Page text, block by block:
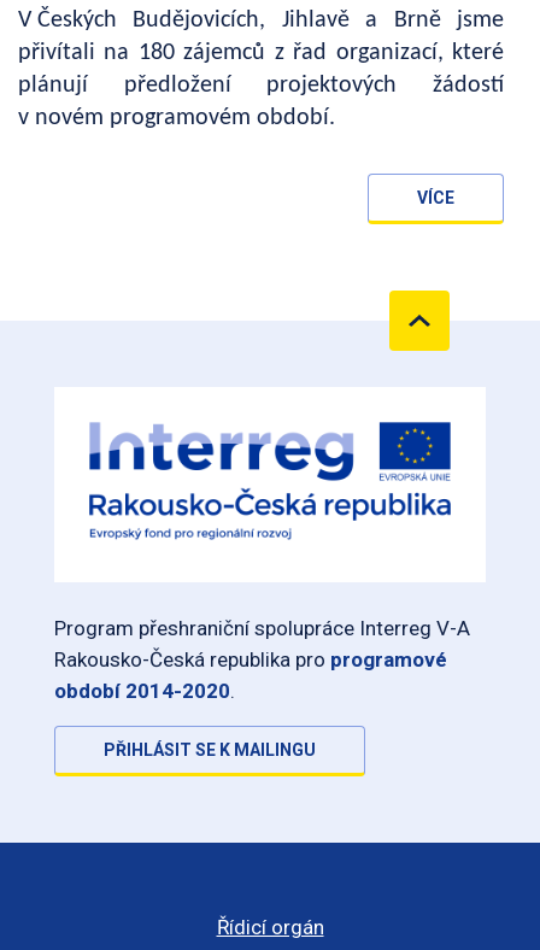
V Českých Budějovicích, Jihlavě a Brně jsme
přivítali na 180 zájemců z řad organizací, které
plánují předložení projektových žádostí
v novém programovém období.
VÍCE
Program přeshraniční spolupráce Interreg V-A
Rakousko-Česká republika pro programové
období 2014-2020.
PŘIHLÁSIT SE K MAILINGU
Řídicí orgán